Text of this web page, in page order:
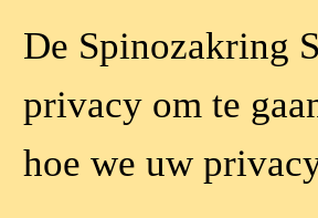
De Spinozakring
privacy om te
hoe we uw